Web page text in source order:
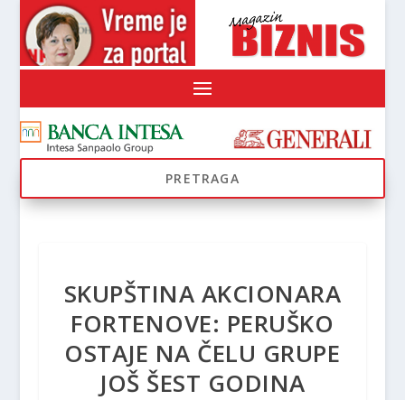
SKUPŠTINA AKCIONARA
FORTENOVE: PERUŠKO
OSTAJE NA ČELU GRUPE
JOŠ ŠEST GODINA